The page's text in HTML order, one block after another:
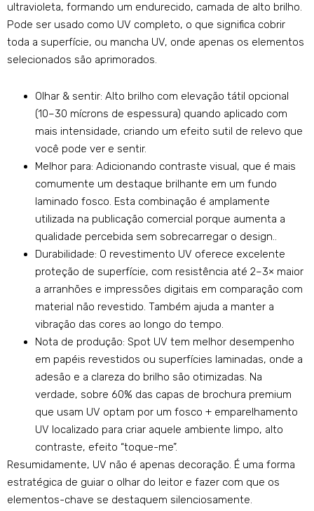
ultravioleta, formando um endurecido, camada de alto brilho.
Pode ser usado como UV completo, o que significa cobrir
toda a superfície, ou mancha UV, onde apenas os elementos
selecionados são aprimorados.
Olhar & sentir: Alto brilho com elevação tátil opcional
(10–30 mícrons de espessura) quando aplicado com
mais intensidade, criando um efeito sutil de relevo que
você pode ver e sentir.
Melhor para: Adicionando contraste visual, que é mais
comumente um destaque brilhante em um fundo
laminado fosco. Esta combinação é amplamente
utilizada na publicação comercial porque aumenta a
qualidade percebida sem sobrecarregar o design..
Durabilidade: O revestimento UV oferece excelente
proteção de superfície, com resistência até 2–3× maior
a arranhões e impressões digitais em comparação com
material não revestido. Também ajuda a manter a
vibração das cores ao longo do tempo.
Nota de produção: Spot UV tem melhor desempenho
em papéis revestidos ou superfícies laminadas, onde a
adesão e a clareza do brilho são otimizadas. Na
verdade, sobre 60% das capas de brochura premium
que usam UV optam por um fosco + emparelhamento
UV localizado para criar aquele ambiente limpo, alto
contraste, efeito “toque-me”.
Resumidamente, UV não é apenas decoração. É uma forma
estratégica de guiar o olhar do leitor e fazer com que os
elementos-chave se destaquem silenciosamente.